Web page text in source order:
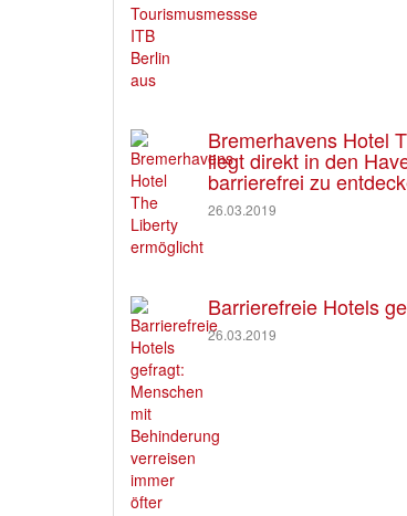
Bremerhavens Hotel
liegt direkt in den
barrierefrei zu
26.03.2019
Barrierefreie Hotels
26.03.2019